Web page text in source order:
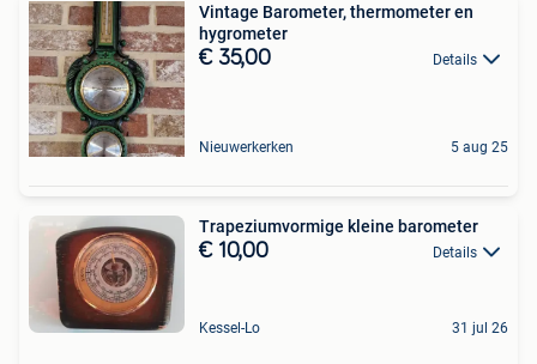
Vintage Barometer, thermometer en
hygrometer
€ 35,00 Details
Nieuwerkerken 5 aug 25
Trapeziumvormige kleine barometer
€ 10,00 Details
Kessel-Lo 31 jul 26